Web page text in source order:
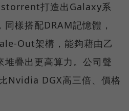
打造出Galaxy系
樣搭配DRAM記憶體，
Out架構，能夠藉由乙
堆疊出更高算力。公司聲
Nvidia DGX高三倍、價格